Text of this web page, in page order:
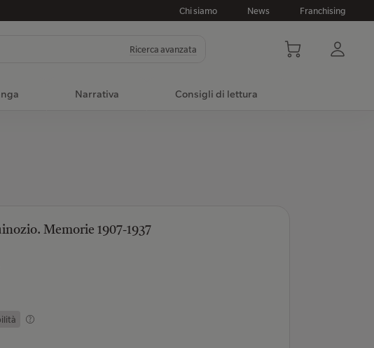
Chi siamo News Franchising
Ricerca avanzata
Narrativa Consigli di lettura
Memorie 1907-1937